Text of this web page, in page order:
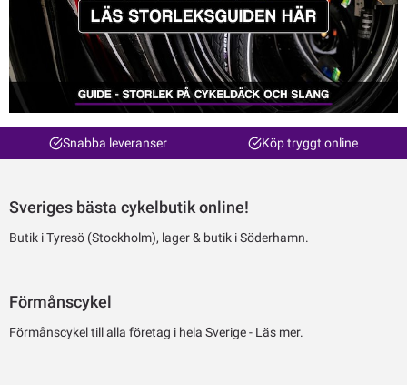
Snabba leveranser Köp tryggt online
Sveriges bästa cykelbutik online!
Butik i Tyresö (Stockholm), lager & butik i Söderhamn.
Förmånscykel
Förmånscykel till alla företag i hela Sverige - Läs mer.